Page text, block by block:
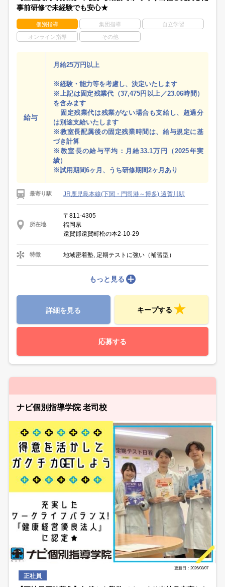
事前研修で未経験でも安心★
個別指導 集団指導 自立学習
オンライン指導 その他
給与
月給25万円以上
※経験・能力等を考慮し、決定いたします
※上記は固定残業代（37,475円以上／23.06時間）
を含みます
固定残業代は残業がない場合も支給し、超過分
は別途支給いたします
※教室長配属後の固定残業時間は、給与規定に基
づき計算
※教室長の給与平均：月給33.1万円（2025年実
績）
※試用期間6ヶ月、うち研修期間2ヶ月あり
最寄り駅 JR鹿児島本線(下関・門司港～博多) 遠賀川駅
所在地
〒811-4305
福岡県
遠賀郡遠賀町松の本2-10-29
特徴 地域密着塾, 定期テストに強い（補習型）
もっと見る
詳細を見る キープする
応募する
ナビ個別指導学院 老司校
更新日：2026/08/07
正社員